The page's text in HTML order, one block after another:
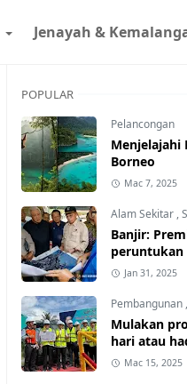
Jenayah &
POPULAR
Pelancongan
Menjelajahi
Borneo
Mac 7, 2025
Alam Sekitar ,
Banjir:
peruntukan
Jan 31, 2025
Pembangunan ,
Mulakan
hari atau
ditamatkan
Mac 15, 2025